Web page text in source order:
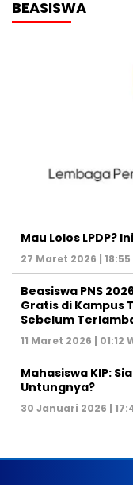
BEASISWA
Mau Lolos LPDP?
27 Maret 2026 | 18:55
Beasiswa PNS
Gratis di Kampus
Sebelum
11 Maret 2026 | 01:12
Mahasiswa KIP:
Untungnya?
30 Januari 2026 |